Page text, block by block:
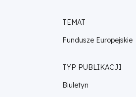
TEMAT
Fundusze Europejskie
TYP PUBLIKACJI
Biuletyn